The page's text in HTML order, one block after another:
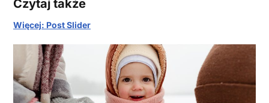
Czytaj także
Więcej: Post Slider